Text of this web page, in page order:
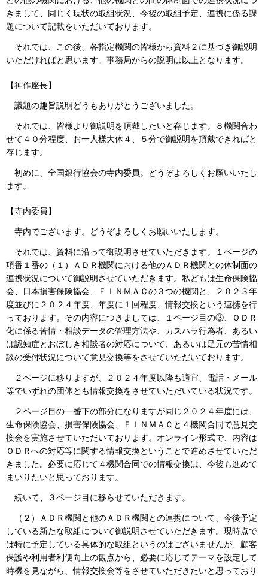
きまして、同じく現状の取組状況、今後の取組予定、連携に係る課
題について記載をいただいております。
それでは、この後、各指定機関の皆様から資料２に基づき御説明
いただければと思います。事務局からの説明は以上となります。
【神作座長】
議題の趣旨説明どうもありがとうございました。
それでは、皆様より御説明を頂戴したいと存じます。８機関合わ
せて４０分程度、お一人様大体４、５分で御説明を頂戴できればと
存じます。
初めに、全国銀行協会の寺内委員。どうぞよろしくお願いいたし
ます。
【寺内委員】
寺内でございます。どうぞよろしくお願いいたします。
それでは、資料に沿って御説明させていただきます。１ページの
項番１番の（１）ＡＤＲ機関における他のＡＤＲ機関との体制面の
連携状況について御説明させていただきます。私どもは生命保険協
会、日本損害保険協会、ＦＩＮＭＡＣの３つの機関と、２０２３年
度並びに２０２４年度、年度に１回程度、情報交換という連携を行
っております。その内容につきましては、１ページ目の③、ＯＤＲ
化に係る苦情・相談データの管理方法や、カスハラ行為者、あるい
は認知症とおぼしき相談者の対応について、あるいは足元の苦情相
談の受付状況について意見交換等をさせていただいております。
２ページに移りますが、２０２４年度以降も適宜、電話・メール
等でいずれの団体とも情報交換をさせていただいている状況です。
２ページ目の一番下の部分になりますが同じ２０２４年度には、
生命保険協会、損害保険協会、ＦＩＮＭＡＣと４機関合同で意見交
換会を実施させていただいております。オンライン形式で、内容は
ＯＤＲへの対応等に関する情報交換ということで進めさせていただ
きました。必要に応じて４機関合同での情報交換は、今後も進めて
まいりたいと思っております。
続いて、３ページ目に移らせていただきます。
（２）ＡＤＲ機関と他のＡＤＲ機関との連携について、今後予定
している新たな取組について御説明させていただきます。現時点で
は特に予定している具体的な取組というのはございませんが、顧客
保護や利用者利便向上の観点から、必要に応じてテーマを設定して
時機を見ながら、情報交換会等をさせていただきたいと思っており